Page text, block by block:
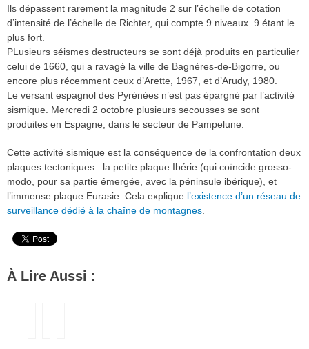
Ils dépassent rarement la magnitude 2 sur l’échelle de cotation
d’intensité de l’échelle de Richter, qui compte 9 niveaux. 9 étant le
plus fort.
PLusieurs séismes destructeurs se sont déjà produits en particulier
celui de 1660, qui a ravagé la ville de Bagnères-de-Bigorre, ou
encore plus récemment ceux d’Arette, 1967, et d’Arudy, 1980.
Le versant espagnol des Pyrénées n’est pas épargné par l’activité
sismique. Mercredi 2 octobre plusieurs secousses se sont
produites en Espagne, dans le secteur de Pampelune.
Cette activité sismique est la conséquence de la confrontation deux
plaques tectoniques : la petite plaque Ibérie (qui coïncide grosso-
modo, pour sa partie émergée, avec la péninsule ibérique), et
l’immense plaque Eurasie. Cela explique l’existence d’un réseau de
surveillance dédié à la chaîne de montagnes
À Lire Aussi :